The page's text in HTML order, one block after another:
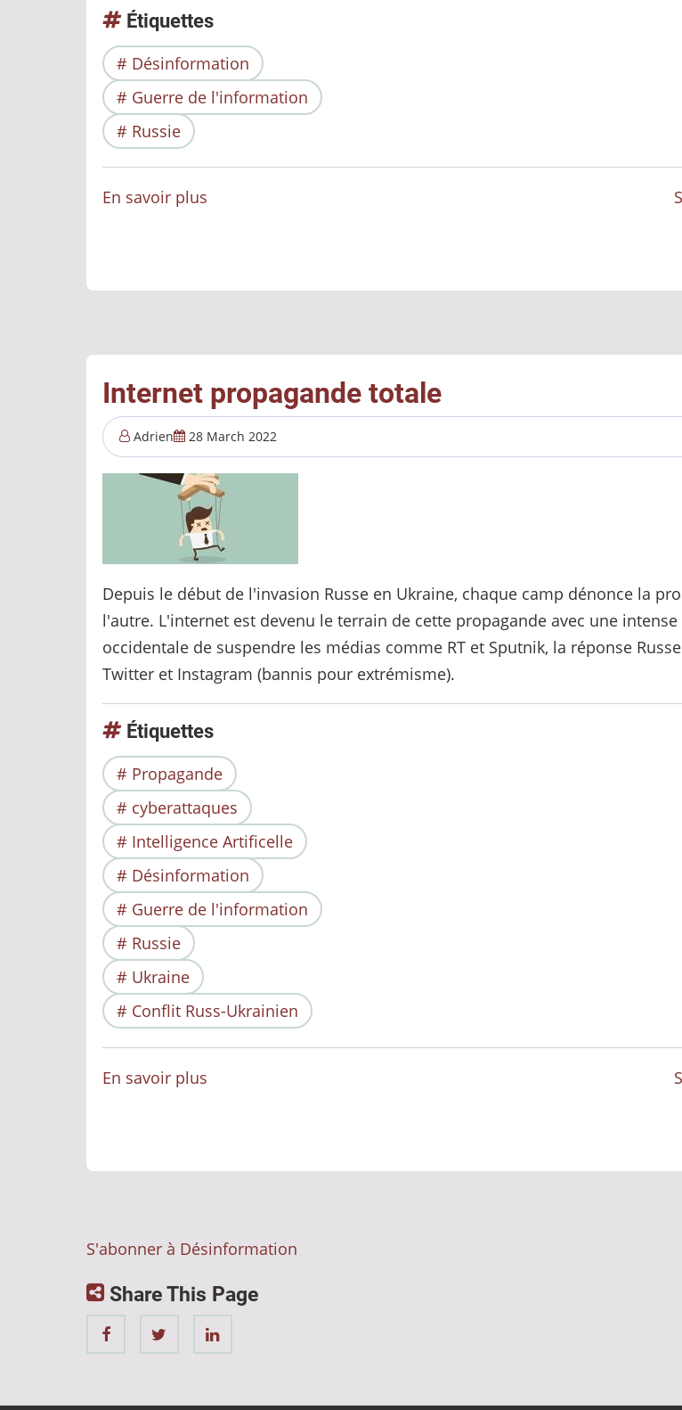
Étiquettes
Désinformation
Guerre de l'information
Russie
En savoir plus
en
France
:
de
la
désinformation
à
la
manipulation
de
l'opinion
publique
Internet propagande totale
Adrien 28 March 2022
Depuis le début de l'invasion Russe en Ukraine, chaque camp dénonce la
l'autre. L'internet est devenu le terrain de cette propagande avec une
occidentale de suspendre les médias comme RT et Sputnik, la réponse
Twitter et Instagram (bannis pour extrémisme).
Étiquettes
Propagande
cyberattaques
Intelligence Artificelle
Désinformation
Guerre de l'information
Russie
Ukraine
Conflit Russ-Ukrainien
En savoir plus
S'abonner à Désinformation
Share This Page